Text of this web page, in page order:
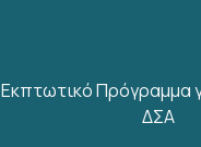
Δικηγορικού
Εκπτωτικό Πρόγραμμα
ΔΣΑ